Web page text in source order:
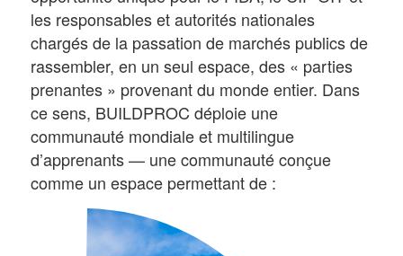
les responsables et autorités nationales
chargés de la passation de marchés publics de
rassembler, en un seul espace, des « parties
prenantes » provenant du monde entier. Dans
ce sens, BUILDPROC déploie une
communauté mondiale et multilingue
d’apprenants — une communauté conçue
comme un espace permettant de :